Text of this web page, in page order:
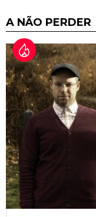
A NÃO PERDER